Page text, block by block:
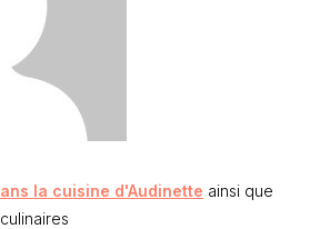
la cuisine d'Audinette ainsi que